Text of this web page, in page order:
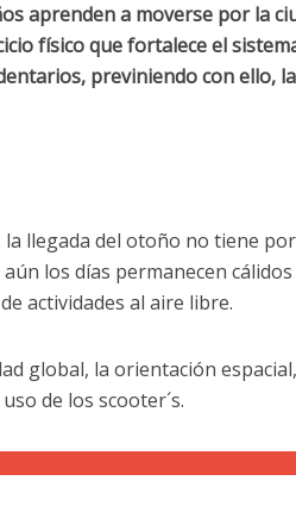
aprenden a moverse por la
físico que fortalece el
previniendo con ello, la
llegada del otoño no tiene
los días permanecen cálidos
actividades al aire libre.
global, la orientación espacial,
de los scooter´s.